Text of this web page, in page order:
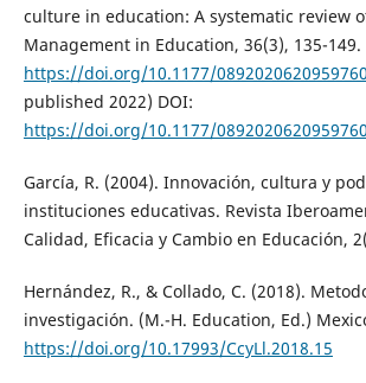
culture in education: A systematic review
Management in Education, 36(3), 135-149.
https://doi.org/10.1177/0892020620959760
published 2022) DOI:
https://doi.org/10.1177/0892020620959760
García, R. (2004). Innovación, cultura y
instituciones educativas. Revista
Calidad, Eficacia y Cambio en Educación,
Hernández, R., & Collado, C. (2018).
investigación. (M.-H. Education, Ed.)
https://doi.org/10.17993/CcyLl.2018.15